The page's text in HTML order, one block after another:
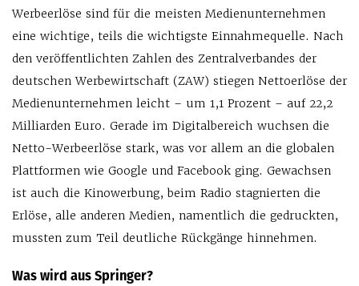
Werbeerlöse sind für die meisten Medienunternehmen
eine wichtige, teils die wichtigste Einnahmequelle. Nach
den veröffentlichten Zahlen des Zentralverbandes der
deutschen Werbewirtschaft (ZAW) stiegen Nettoerlöse der
Medienunternehmen leicht – um 1,1 Prozent – auf 22,2
Milliarden Euro. Gerade im Digitalbereich wuchsen die
Netto-Werbeerlöse stark, was vor allem an die globalen
Plattformen wie Google und Facebook ging. Gewachsen
ist auch die Kinowerbung, beim Radio stagnierten die
Erlöse, alle anderen Medien, namentlich die gedruckten,
mussten zum Teil deutliche Rückgänge hinnehmen.
Was wird aus Springer?